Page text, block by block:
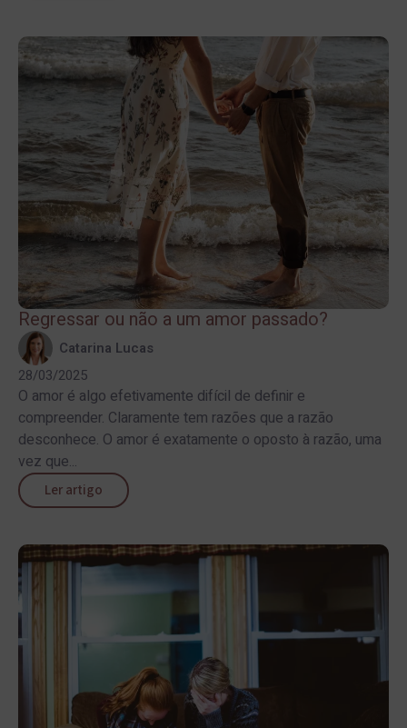
Regressar ou não a um amor passado?
Catarina Lucas
28/03/2025
O amor é algo efetivamente difícil de definir e
compreender. Claramente tem razões que a razão
desconhece. O amor é exatamente o oposto à razão, uma
vez que...
Ler artigo